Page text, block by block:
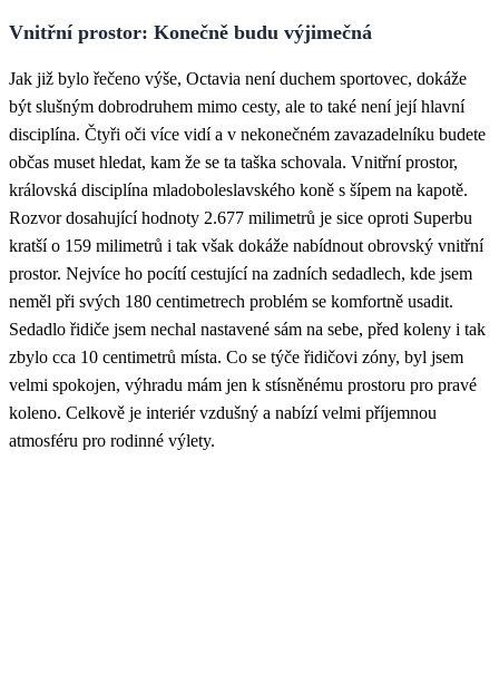
Vnitřní prostor: Konečně budu výjimečná
Jak již bylo řečeno výše, Octavia není duchem sportovec, dokáže
být slušným dobrodruhem mimo cesty, ale to také není její hlavní
disciplína. Čtyři oči více vidí a v nekonečném zavazadelníku budete
občas muset hledat, kam že se ta taška schovala. Vnitřní prostor,
královská disciplína mladoboleslavského koně s šípem na kapotě.
Rozvor dosahující hodnoty 2.677 milimetrů je sice oproti Superbu
kratší o 159 milimetrů i tak však dokáže nabídnout obrovský vnitřní
prostor. Nejvíce ho pocítí cestující na zadních sedadlech, kde jsem
neměl při svých 180 centimetrech problém se komfortně usadit.
Sedadlo řidiče jsem nechal nastavené sám na sebe, před koleny i tak
zbylo cca 10 centimetrů místa. Co se týče řidičovi zóny, byl jsem
velmi spokojen, výhradu mám jen k stísněnému prostoru pro pravé
koleno. Celkově je interiér vzdušný a nabízí velmi příjemnou
atmosféru pro rodinné výlety.